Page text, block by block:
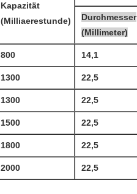
Kapazität
(Milliaerestunde)
Durchmesser
(Millimeter)
800 14,1
1300 22,5
1300 22,5
1500 22,5
1800 22,5
2000 22,5